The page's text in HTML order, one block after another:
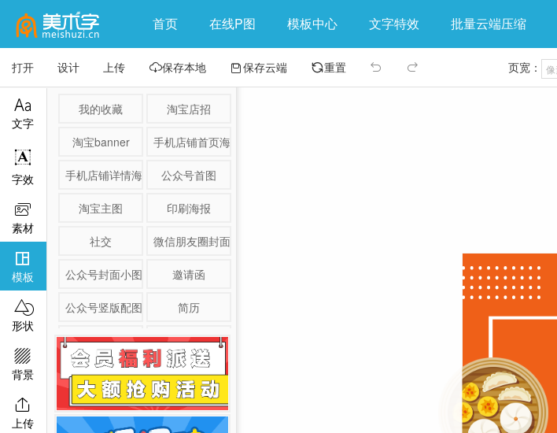
首页 在线P图 模板中心 文字特效 批量云端压缩
打开 设计 上传 保存本地 保存云端 重置   页宽：

文字

字效

素材

模板

形状

背景

上传
我的收藏 淘宝店招
淘宝banner 手机店铺首页海报
手机店铺详情海报 公众号首图
淘宝主图 印刷海报
社交 微信朋友圈封面
公众号封面小图 邀请函
公众号竖版配图 简历
淘宝详情页 产品展示图
移动端淘宝banner二维码模板图片